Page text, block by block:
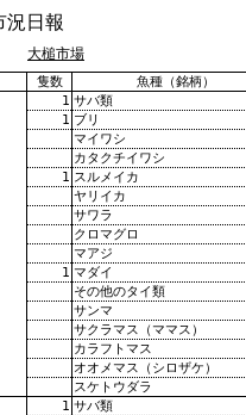
況日報
大槌市場
隻数
魚種（銘柄）
1 サバ類
1 ブリ
マイワシ
カタクチイワシ
1 スルメイカ
ヤリイカ
サワラ
クロマグロ
マアジ
1 マダイ
その他のタイ類
サンマ
サクラマス（ママス）
カラフトマス
オオメマス（シロザケ）
スケトウダラ
1 サバ類